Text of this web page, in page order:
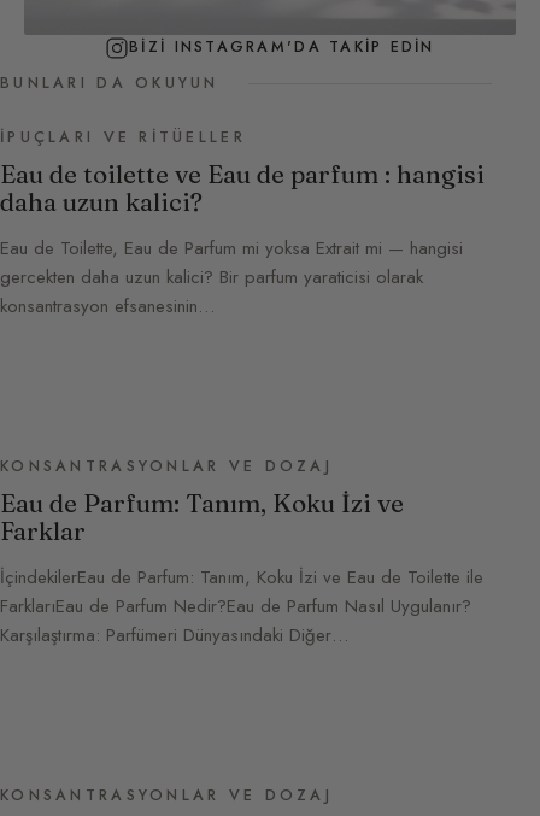
BIZI INSTAGRAM'DA TAKIP EDIN
BUNLARI DA OKUYUN
İPUÇLARI VE RITÜELLER
Eau de toilette ve Eau de parfum : hangisi
daha uzun kalici?
Eau de Toilette, Eau de Parfum mi yoksa Extrait mi — hangisi
gercekten daha uzun kalici? Bir parfum yaraticisi olarak
konsantrasyon efsanesinin…
KONSANTRASYONLAR VE DOZAJ
Eau de Parfum: Tanım, Koku İzi ve
Farklar
İçindekilerEau de Parfum: Tanım, Koku İzi ve Eau de Toilette ile
FarklarıEau de Parfum Nedir?Eau de Parfum Nasıl Uygulanır?
Karşılaştırma: Parfümeri Dünyasındaki Diğer…
KONSANTRASYONLAR VE DOZAJ